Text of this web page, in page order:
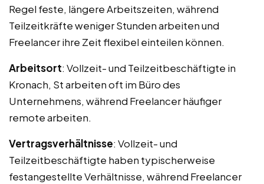
Regel feste, längere Arbeitszeiten, während
Teilzeitkräfte weniger Stunden arbeiten und
Freelancer ihre Zeit flexibel einteilen können.
Arbeitsort: Vollzeit- und Teilzeitbeschäftigte in
Kronach, St arbeiten oft im Büro des
Unternehmens, während Freelancer häufiger
remote arbeiten.
Vertragsverhältnisse: Vollzeit- und
Teilzeitbeschäftigte haben typischerweise
festangestellte Verhältnisse, während Freelancer